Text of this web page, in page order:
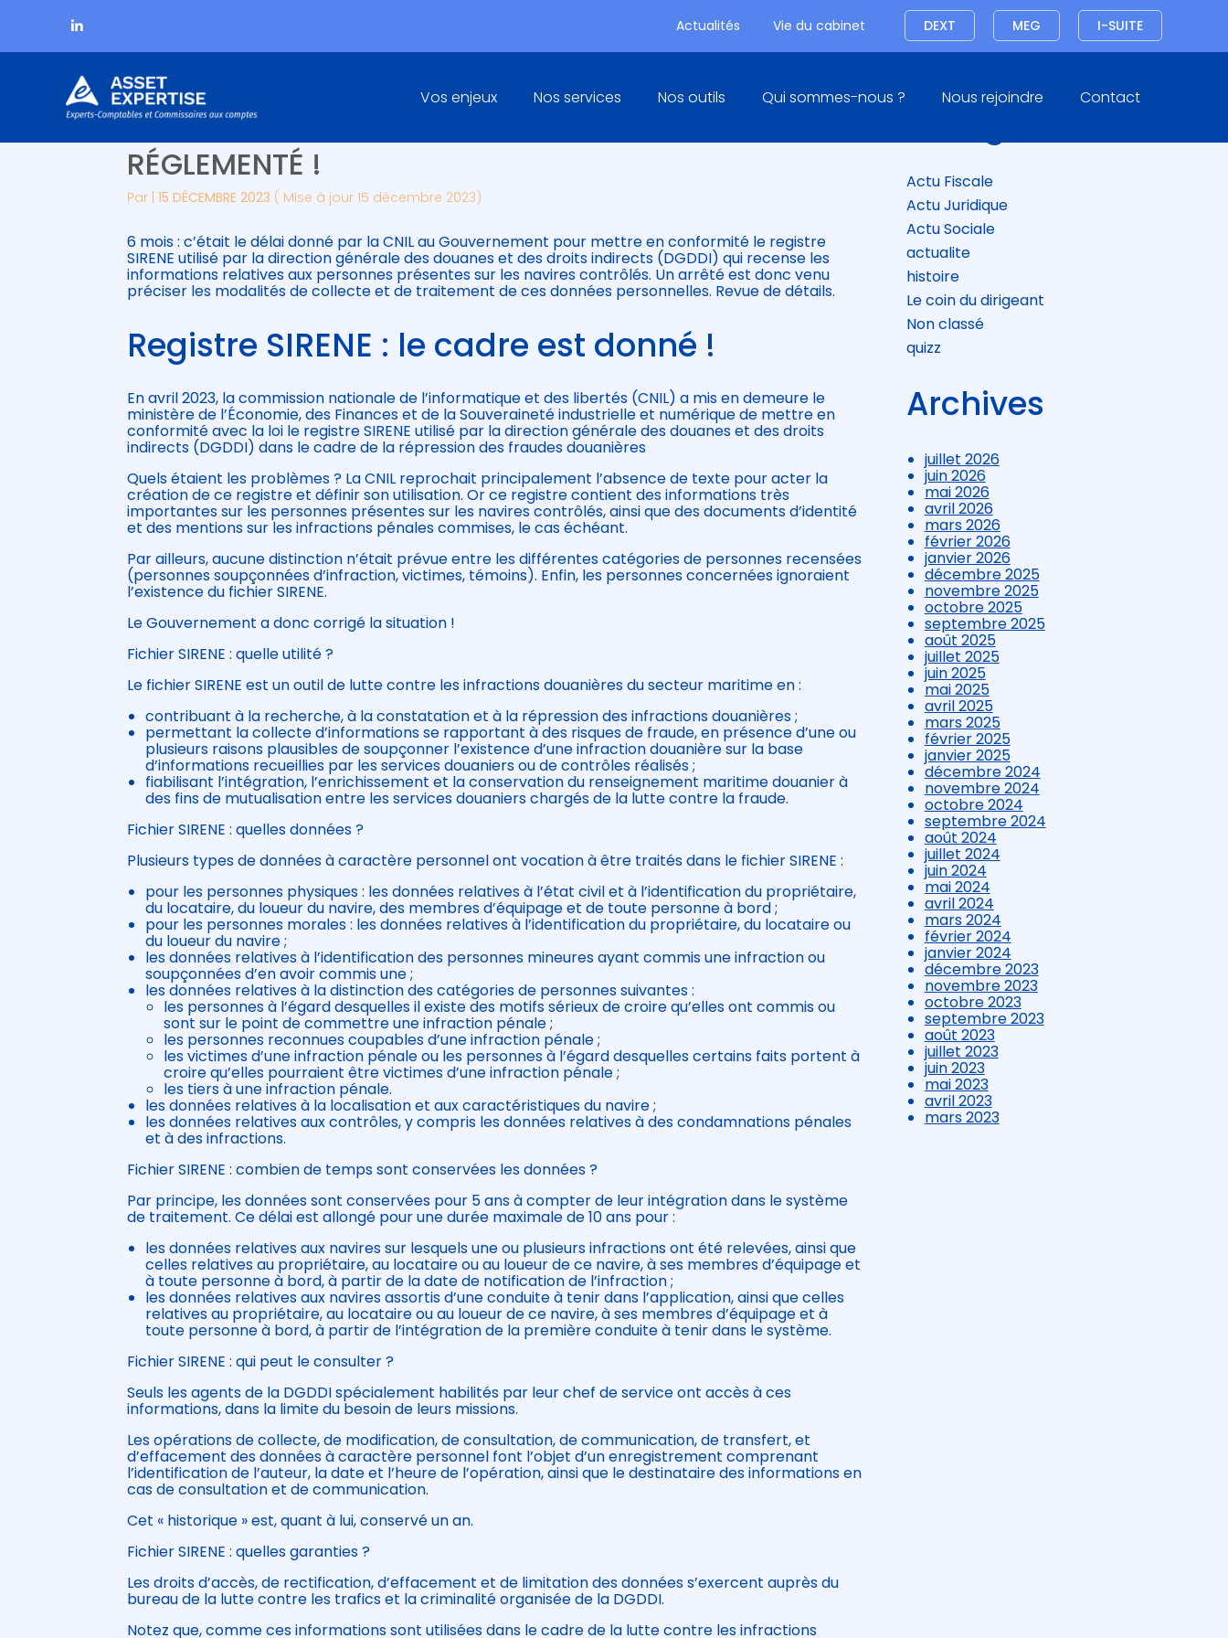
Actualités Vie du cabinet Connexion I-SUITE
MEG
DEXT
Aller
au
Principal
Vos enjeux Nos services Nos outils Qui sommes-nous ? Nous rejoindre Contact
DOUANES : LE REGISTRE SIRENE DÉFINI ET
RÉGLEMENTÉ !
Par |15 DÉCEMBRE 2023 ( Mise à jour 15 décembre 2023)
6 mois : c’était le délai donné par la CNIL au Gouvernement pour mettre en conformité le registre
SIRENE utilisé par la direction générale des douanes et des droits indirects (DGDDI) qui recense les
informations relatives aux personnes présentes sur les navires contrôlés. Un arrêté est donc venu
préciser les modalités de collecte et de traitement de ces données personnelles. Revue de détails.
Registre SIRENE : le cadre est donné !
En avril 2023, la commission nationale de l’informatique et des libertés (CNIL) a mis en demeure le
ministère de l’Économie, des Finances et de la Souveraineté industrielle et numérique de mettre en
conformité avec la loi le registre SIRENE utilisé par la direction générale des douanes et des droits
indirects (DGDDI) dans le cadre de la répression des fraudes douanières
Quels étaient les problèmes ? La CNIL reprochait principalement l’absence de texte pour acter la
création de ce registre et définir son utilisation. Or ce registre contient des informations très
importantes sur les personnes présentes sur les navires contrôlés, ainsi que des documents d’identité
et des mentions sur les infractions pénales commises, le cas échéant.
Par ailleurs, aucune distinction n’était prévue entre les différentes catégories de personnes recensées
(personnes soupçonnées d’infraction, victimes, témoins). Enfin, les personnes concernées ignoraient
l’existence du fichier SIRENE.
Le Gouvernement a donc corrigé la situation !
Fichier SIRENE : quelle utilité ?
Le fichier SIRENE est un outil de lutte contre les infractions douanières du secteur maritime en :
contribuant à la recherche, à la constatation et à la répression des infractions douanières ;
permettant la collecte d’informations se rapportant à des risques de fraude, en présence d’une ou
plusieurs raisons plausibles de soupçonner l’existence d’une infraction douanière sur la base
d’informations recueillies par les services douaniers ou de contrôles réalisés ;
fiabilisant l’intégration, l’enrichissement et la conservation du renseignement maritime douanier à
des fins de mutualisation entre les services douaniers chargés de la lutte contre la fraude.
Fichier SIRENE : quelles données ?
Plusieurs types de données à caractère personnel ont vocation à être traités dans le fichier SIRENE :
pour les personnes physiques : les données relatives à l’état civil et à l’identification du propriétaire,
du locataire, du loueur du navire, des membres d’équipage et de toute personne à bord ;
pour les personnes morales : les données relatives à l’identification du propriétaire, du locataire ou
du loueur du navire ;
les données relatives à l’identification des personnes mineures ayant commis une infraction ou
soupçonnées d’en avoir commis une ;
les données relatives à la distinction des catégories de personnes suivantes :
les personnes à l’égard desquelles il existe des motifs sérieux de croire qu’elles ont commis ou
sont sur le point de commettre une infraction pénale ;
les personnes reconnues coupables d’une infraction pénale ;
les victimes d’une infraction pénale ou les personnes à l’égard desquelles certains faits portent à
croire qu’elles pourraient être victimes d’une infraction pénale ;
les tiers à une infraction pénale.
les données relatives à la localisation et aux caractéristiques du navire ;
les données relatives aux contrôles, y compris les données relatives à des condamnations pénales
et à des infractions.
Fichier SIRENE : combien de temps sont conservées les données ?
Par principe, les données sont conservées pour 5 ans à compter de leur intégration dans le système
de traitement. Ce délai est allongé pour une durée maximale de 10 ans pour :
les données relatives aux navires sur lesquels une ou plusieurs infractions ont été relevées, ainsi que
celles relatives au propriétaire, au locataire ou au loueur de ce navire, à ses membres d’équipage et
à toute personne à bord, à partir de la date de notification de l’infraction ;
les données relatives aux navires assortis d’une conduite à tenir dans l’application, ainsi que celles
relatives au propriétaire, au locataire ou au loueur de ce navire, à ses membres d’équipage et à
toute personne à bord, à partir de l’intégration de la première conduite à tenir dans le système.
Fichier SIRENE : qui peut le consulter ?
Seuls les agents de la DGDDI spécialement habilités par leur chef de service ont accès à ces
informations, dans la limite du besoin de leurs missions.
Les opérations de collecte, de modification, de consultation, de communication, de transfert, et
d’effacement des données à caractère personnel font l’objet d’un enregistrement comprenant
l’identification de l’auteur, la date et l’heure de l’opération, ainsi que le destinataire des informations en
cas de consultation et de communication.
Cet « historique » est, quant à lui, conservé un an.
Fichier SIRENE : quelles garanties ?
Les droits d’accès, de rectification, d’effacement et de limitation des données s’exercent auprès du
bureau de la lutte contre les trafics et la criminalité organisée de la DGDDI.
Notez que, comme ces informations sont utilisées dans le cadre de la lutte contre les infractions
Blog
Actu Fiscale
Actu Juridique
Actu Sociale
actualite
histoire
Le coin du dirigeant
Non classé
quizz
Archives
juillet 2026
juin 2026
mai 2026
avril 2026
mars 2026
février 2026
janvier 2026
décembre 2025
novembre 2025
octobre 2025
septembre 2025
août 2025
juillet 2025
juin 2025
mai 2025
avril 2025
mars 2025
février 2025
janvier 2025
décembre 2024
novembre 2024
octobre 2024
septembre 2024
août 2024
juillet 2024
juin 2024
mai 2024
avril 2024
mars 2024
février 2024
janvier 2024
décembre 2023
novembre 2023
octobre 2023
septembre 2023
août 2023
juillet 2023
juin 2023
mai 2023
avril 2023
mars 2023